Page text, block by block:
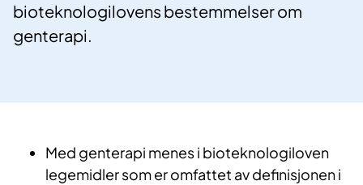
bioteknologilovens bestemmelser om
genterapi.
Med genterapi menes i bioteknologiloven
legemidler som er omfattet av definisjonen i